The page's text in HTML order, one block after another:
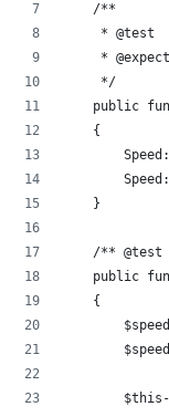
    /**
     * @test
*
     */
public
    {
    }
/** @test
public
    {